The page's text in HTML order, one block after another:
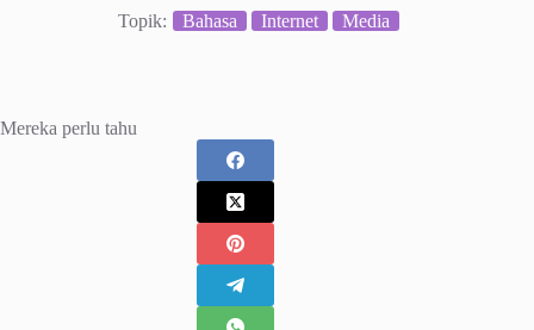
Topik: Bahasa Internet Media
Mereka perlu tahu